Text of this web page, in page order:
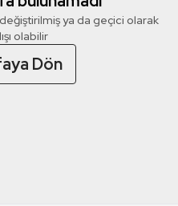
değiştirilmiş ya da geçici olarak
olabilir
Dön